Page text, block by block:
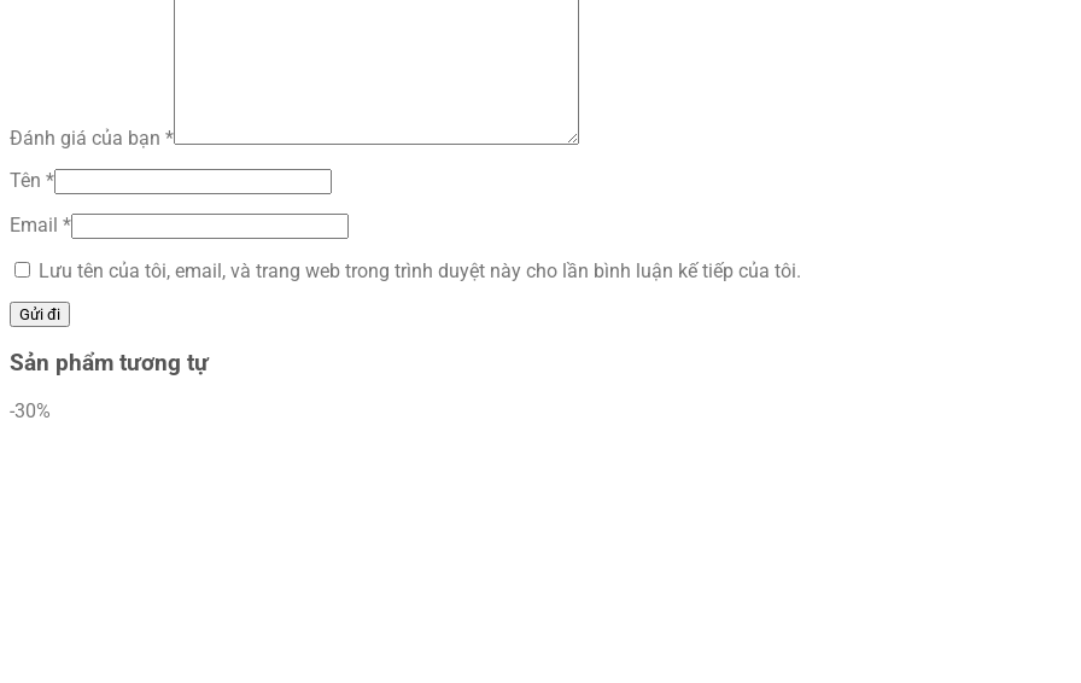
Đánh giá của bạn *
Tên *
Email *
Lưu tên của tôi, email, và trang web trong trình duyệt này cho lần bình luận kế tiếp của tôi.
Sản phẩm tương tự
-30%